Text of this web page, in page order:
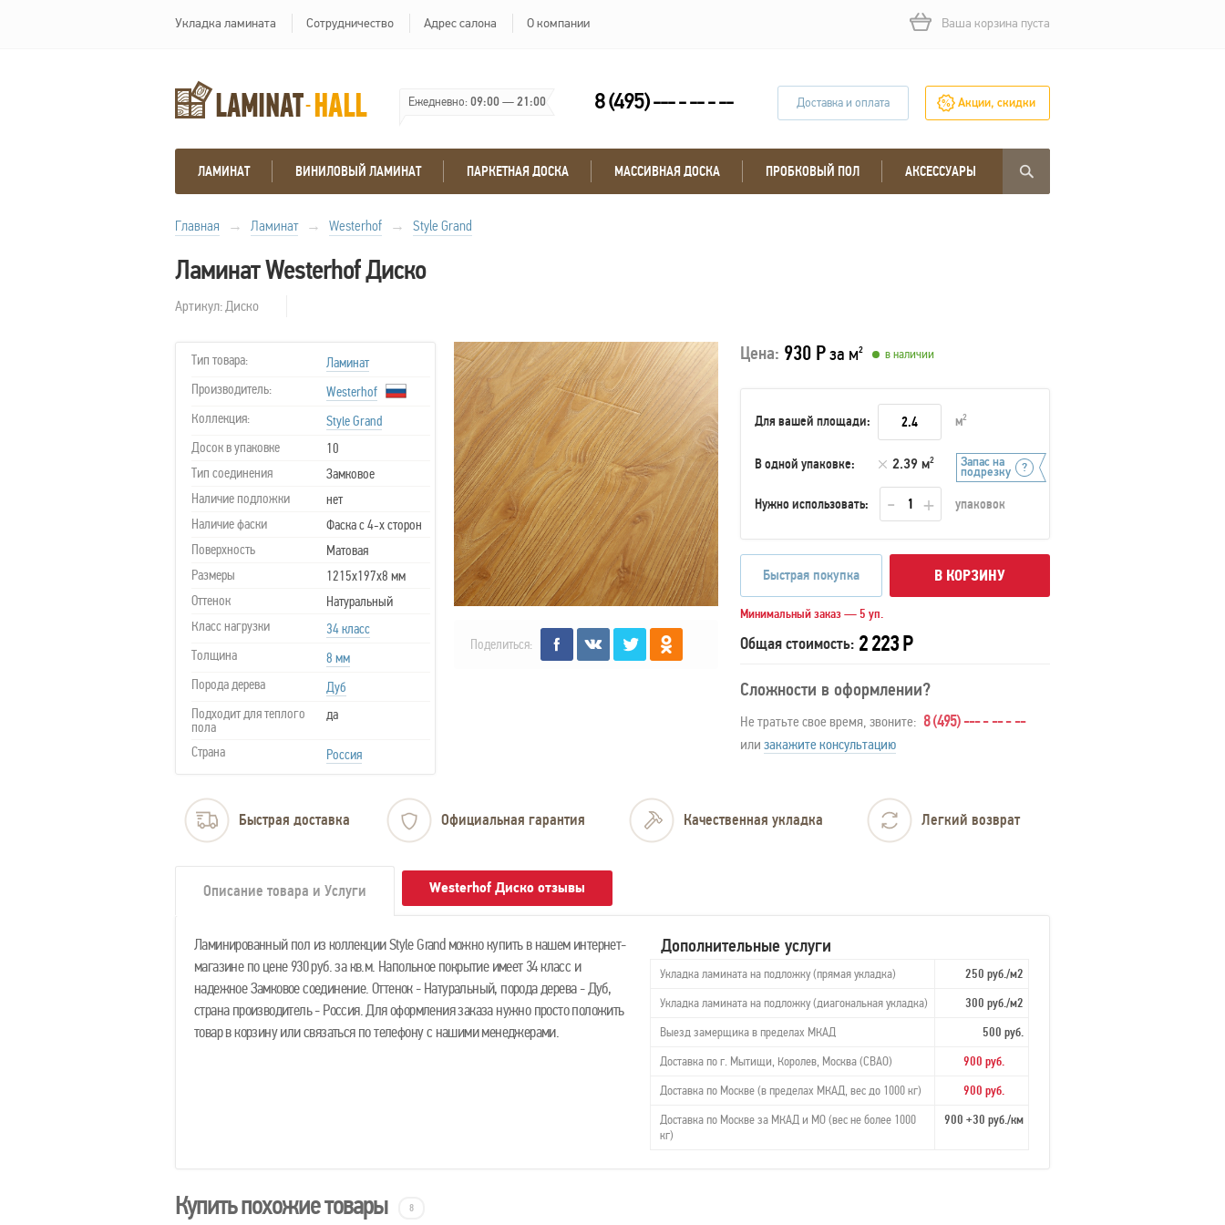
Укладка ламината Сотрудничество Адрес салона О компании Ваша корзина пуста
Ежедневно:09:00—21:00 8 (495) --- - -- - -- Доставка и оплата Акции, скидки
ЛАМИНАТ ВИНИЛОВЫЙ ЛАМИНАТ ПАРКЕТНАЯ ДОСКА МАССИВНАЯ ДОСКА ПРОБКОВЫЙ ПОЛ АКСЕССУАРЫ
Главная → Ламинат → Westerhof → Style Grand
Ламинат Westerhof Диско
Артикул: Диско
Тип товара:
Ламинат
Производитель:
Westerhof
Коллекция:
Style Grand
Досок в упаковке
10
Тип соединения
Замковое
Наличие подложки
нет
Наличие фаски
Фаска с 4-х сторон
Поверхность
Матовая
Размеры
1215х197х8 мм
Оттенок
Натуральный
Класс нагрузки
34 класс
Толщина
8 мм
Порода дерева
Дуб
Подходит для теплого
пола
да
Страна Россия
Поделиться:
Цена: 930 Рза м2 в наличии
Для вашей площади: м2
В одной упаковке: 2.39 м2
Нужно использовать: упаковок
Запас на
подрезку
Быстрая покупка В КОРЗИНУ
Минимальный заказ — 5 уп.
Общая стоимость: 2 223 Р
Сложности в оформлении?
Не тратьте свое время, звоните: 8 (495) --- - -- - --
или закажите консультацию
Быстрая доставка Официальная гарантия Качественная укладка Легкий возврат
Описание товара и Услуги Westerhof Диско отзывы
Ламинированный пол из коллекции Style Grand можно купить в нашем интернет-
магазине по цене 930 руб. за кв.м. Напольное покрытие имеет 34 класс и
надежное Замковое соединение. Оттенок - Натуральный, порода дерева - Дуб,
страна производитель - Россия. Для оформления заказа нужно просто положить
товар в корзину или связаться по телефону с нашими менеджерами.
Дополнительные услуги
Укладка ламината на подложку (прямая укладка)
250 руб./м2
Укладка ламината на подложку (диагональная укладка)
300 руб./м2
Выезд замерщика в пределах МКАД
500 руб.
Доставка по г. Мытищи, Королев, Москва (СВАО)
900 руб.
Доставка по Москве (в пределах МКАД, вес до 1000 кг)
900 руб.
Доставка по Москве за МКАД и МО (вес не более 1000
кг)
900 +30 руб./км
Купить похожие товары 8